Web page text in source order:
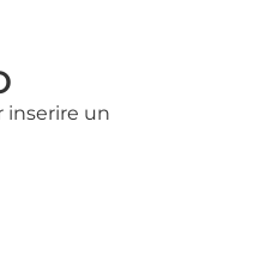
inserire un